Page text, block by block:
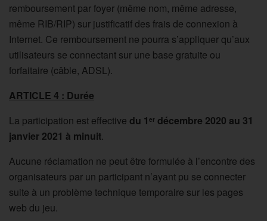
remboursement par foyer (même nom, même adresse,
même RIB/RIP) sur justificatif des frais de connexion à
Internet. Ce remboursement ne pourra s’appliquer qu’aux
utilisateurs se connectant sur une base gratuite ou
forfaitaire (câble, ADSL).
ARTICLE 4 : Durée
La participation est effective du 1 er décembre 2020 au 31
janvier 2021 à minuit.
Aucune réclamation ne peut être formulée à l’encontre des
organisateurs par un participant n’ayant pu se connecter
suite à un problème technique temporaire sur les pages
web du jeu.